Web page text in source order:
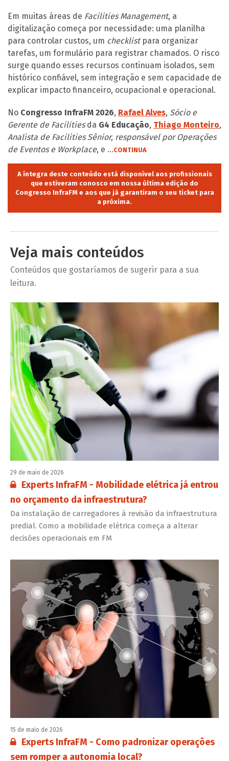
Em muitas áreas de Facilities Management, a
digitalização começa por necessidade: uma planilha
para controlar custos, um checklist para organizar
tarefas, um formulário para registrar chamados. O risco
surge quando esses recursos continuam isolados, sem
histórico confiável, sem integração e sem capacidade de
explicar impacto financeiro, ocupacional e operacional.
No Congresso InfraFM 2026, Rafael Alves, Sócio e
Gerente de Facilitiesda G4 Educação, Thiago Monteiro,
Analista de Facilities Sênior, responsável por Operações
de Eventos e Workplace, e ...CONTINUA
A íntegra deste conteúdo está disponível aos profissionais
que estiveram conosco em nossa última edição do
Congresso InfraFM e aos que já garantiram o seu ticket para
a próxima.
Veja mais conteúdos
Conteúdos que gostaríamos de sugerir para a sua
leitura.
29 de maio de 2026
Conteúdo restrito:
Experts InfraFM - Mobilidade elétrica já entrou
no orçamento da infraestrutura?
Da instalação de carregadores à revisão da infraestrutura
predial. Como a mobilidade elétrica começa a alterar
decisões operacionais em FM
15 de maio de 2026
Conteúdo restrito:
Experts InfraFM - Como padronizar operações
sem romper a autonomia local?